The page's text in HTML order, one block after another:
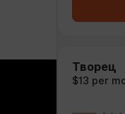
Творец
$13 per